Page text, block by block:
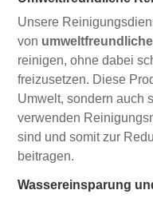
Unsere
von
reinigen, ohne dabei
freizusetzen. Diese
Umwelt, sondern auch
verwenden
sind und somit zur
beitragen.
Wassereinsparung